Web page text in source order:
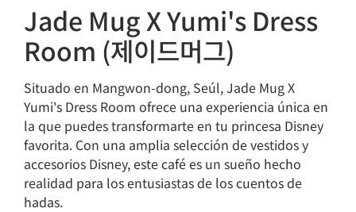
Jade Mug X Yumi's Dress
Room (제이드머그)
Situado en Mangwon-dong, Seúl, Jade Mug X
Yumi's Dress Room ofrece una experiencia única en
la que puedes transformarte en tu princesa Disney
favorita. Con una amplia selección de vestidos y
accesorios Disney, este café es un sueño hecho
realidad para los entusiastas de los cuentos de
hadas.